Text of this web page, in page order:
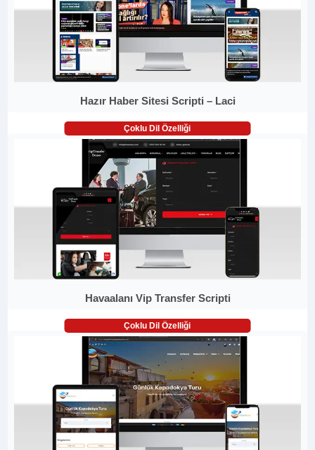
Hazır Haber Sitesi Scripti – Laci
Çoklu Dil Özelliği
Havaalanı Vip Transfer Scripti
Çoklu Dil Özelliği